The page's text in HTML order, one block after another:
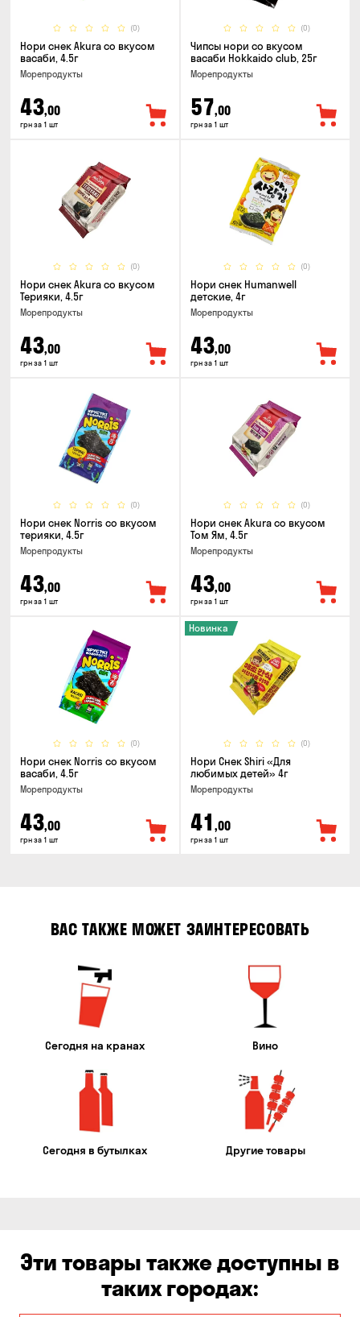
(0)
Нори снек Akura со вкусом
васаби, 4.5г
Морепродукты
43,00
грн за 1 шт
(0)
Чипсы нори со вкусом
васаби Hokkaido club, 25г
Морепродукты
57,00
грн за 1 шт
(0)
Нори снек Akura со вкусом
Терияки, 4.5г
Морепродукты
43,00
грн за 1 шт
(0)
Нори снек Humanwell
детские, 4г
Морепродукты
43,00
грн за 1 шт
(0)
Нори снек Norris со вкусом
терияки, 4.5г
Морепродукты
43,00
грн за 1 шт
(0)
Нори снек Akura со вкусом
Том Ям, 4.5г
Морепродукты
43,00
грн за 1 шт
(0)
Нори снек Norris со вкусом
васаби, 4.5г
Морепродукты
43,00
грн за 1 шт
(0)
Новинка
Нори Снек Shiri «Для
любимых детей» 4г
Морепродукты
41 ,00
грн за 1 шт
ВАС ТАКЖЕ МОЖЕТ ЗАИНТЕРЕСОВАТЬ
Сегодня на кранах Вино
Сегодня в бутылках Другие товары
Эти товары также доступны в
таких городах: